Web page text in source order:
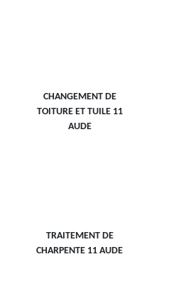
CHANGEMENT DE
TOITURE ET TUILE 11
AUDE
TRAITEMENT DE
CHARPENTE 11 AUDE